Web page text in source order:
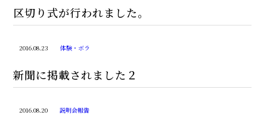
区切り式が行われました。
2016.08.23 体験・ボラ
新聞に掲載されました２
2016.08.20 説明会報告